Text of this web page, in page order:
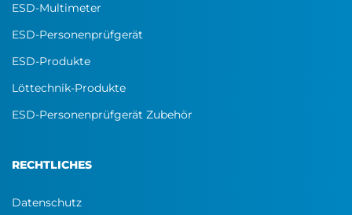
ESD-Multimeter
ESD-Personenprüfgerät
ESD-Produkte
Löttechnik-Produkte
ESD-Personenprüfgerät Zubehör
RECHTLICHES
Datenschutz